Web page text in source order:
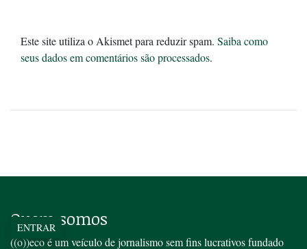
Este site utiliza o Akismet para reduzir spam. Saiba como
seus dados em comentários são processados.
Quem somos
((o))eco é um veículo de jornalismo sem fins lucrativos fundado
ENTRAR